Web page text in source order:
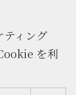
ティング
を利